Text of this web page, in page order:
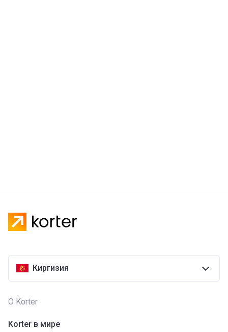
Киргизия
О Korter
Korter в мире